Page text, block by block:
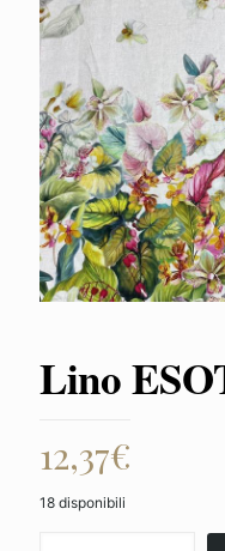
Lino
12,37€
18 disponibili